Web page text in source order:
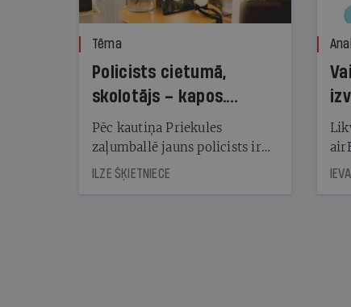
Tēma
Policists cietumā,
skolotājs – kapos.
Reibuma cena Priekulē
Pēc kautiņa Priekules
zaļumballē jauns policists ir
nonācis cietumā, bet
cienījams pedagogs — kapos.
ILZE ŠĶIETNIECE